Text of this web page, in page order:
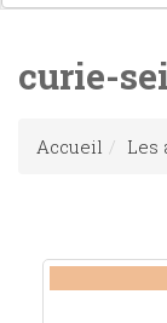
curie-
Accueil Les